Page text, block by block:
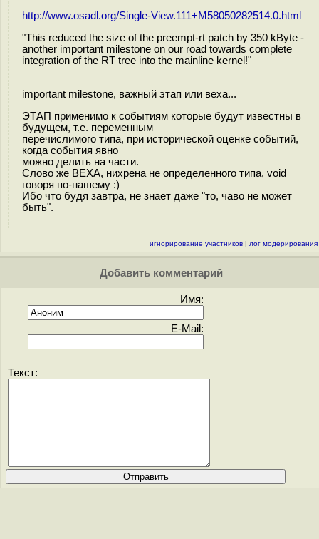
http://www.osadl.org/Single-View.111+M58050282514.0.html
"This reduced the size of the preempt-rt patch by 350 kByte -
another important milestone on our road towards complete
integration of the RT tree into the mainline kernel!"
important milestone, важный этап или веха...
ЭТАП применимо к событиям которые будут известны в
будущем, т.е. переменным
перечислимого типа, при исторической оценке событий,
когда события явно
можно делить на части.
Слово же ВЕХА, нихрена не определенного типа, void
говоря по-нашему :)
Ибо что будя завтра, не знает даже "то, чаво не может
быть".
игнорирование участников | лог модерирования
Добавить комментарий
Имя:
E-Mail:
Текст: